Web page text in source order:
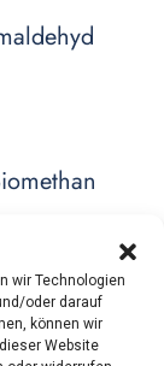
wir Technologien
oder darauf
können wir
Website